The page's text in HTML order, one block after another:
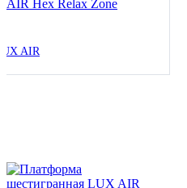
AIR Hex Relax Zone
AIR